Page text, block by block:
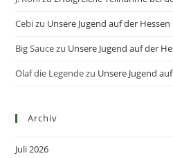
Cebizu Unsere Jugend auf der
Big Saucezu Unsere Jugend auf der
Olaf die Legendezu Unsere Jugend
Archiv
Juli 2026